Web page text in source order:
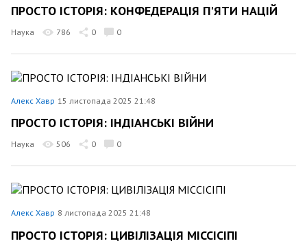
ПРОСТО ІСТОРІЯ: КОНФЕДЕРАЦІЯ П'ЯТИ НАЦІЙ
Наука 786 0 0
Алекс Хавр 15 листопада 2025 21:48
ПРОСТО ІСТОРІЯ: ІНДІАНСЬКІ ВІЙНИ
Наука 506 0 0
Алекс Хавр 8 листопада 2025 21:48
ПРОСТО ІСТОРІЯ: ЦИВІЛІЗАЦІЯ МІССІСІПІ